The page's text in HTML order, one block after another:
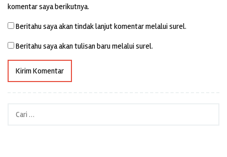
komentar saya berikutnya.
Beritahu saya akan tindak lanjut komentar melalui surel.
Beritahu saya akan tulisan baru melalui surel.